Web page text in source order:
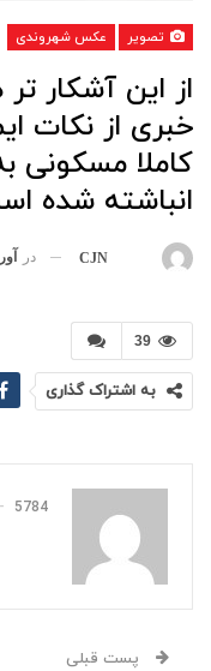
تصویر عکس شهروندی
از این آشکار
خبری از نکات
کاملا مسکونی
انباشته شده
CJN در آوریل
39
به اشتراک گذاری
5784 پست
پست قبلی